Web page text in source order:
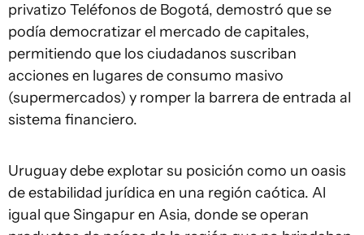
privatizo Teléfonos de Bogotá, demostró que se
podía democratizar el mercado de capitales,
permitiendo que los ciudadanos suscriban
acciones en lugares de consumo masivo
(supermercados) y romper la barrera de entrada al
sistema financiero.
Uruguay debe explotar su posición como un oasis
de estabilidad jurídica en una región caótica. Al
igual que Singapur en Asia, donde se operan